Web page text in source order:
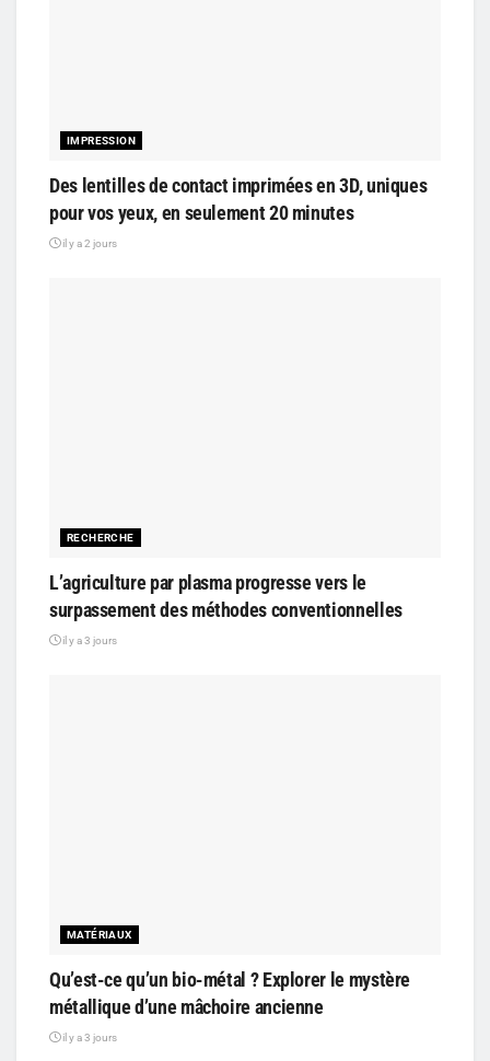
IMPRESSION
Des lentilles de contact imprimées en 3D, uniques
pour vos yeux, en seulement 20 minutes
il y a 2 jours
RECHERCHE
L’agriculture par plasma progresse vers le
surpassement des méthodes conventionnelles
il y a 3 jours
MATÉRIAUX
Qu’est-ce qu’un bio-métal ? Explorer le mystère
métallique d’une mâchoire ancienne
il y a 3 jours